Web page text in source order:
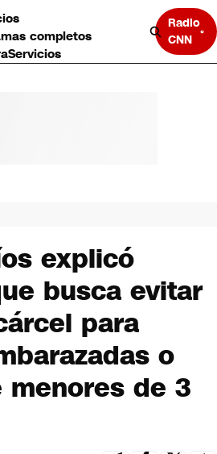
completos
Servicios
Radio
CNN
explicó
busca evitar
para
o
menores de 3